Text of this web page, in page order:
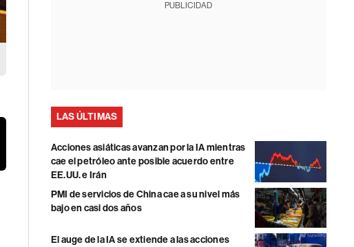
PUBLICIDAD
LAS ÚLTIMAS
Acciones asiáticas avanzan por la IA mientras
cae el petróleo ante posible acuerdo entre
EE.UU. e Irán
PMI de servicios de China cae a su nivel más
bajo en casi dos años
El auge de la IA se extiende a las acciones